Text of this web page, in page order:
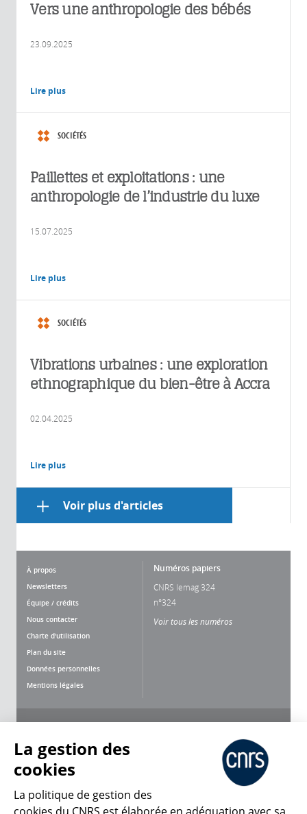
Vers une anthropologie des bébés
23.09.2025
Lire plus
SOCIÉTÉS
Paillettes et exploitations : une
anthropologie de l’industrie du luxe
15.07.2025
Lire plus
SOCIÉTÉS
Vibrations urbaines : une exploration
ethnographique du bien-être à Accra
02.04.2025
Lire plus
Voir plus d'articles
À propos
Newsletters
Équipe / crédits
Nous contacter
Charte d'utilisation
Plan du site
Données personnelles
Mentions légales
Numéros papiers
CNRS lemag 324
n°324
Voir tous les numéros
La gestion des
cookies
La politique de gestion des